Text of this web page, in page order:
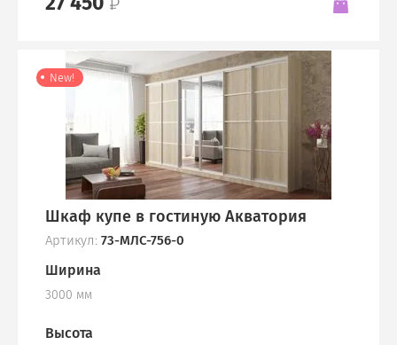
New!
Шкаф купе в гостиную Акватория
Артикул: 73-МЛС-756-0
Ширина
3000 мм
Высота